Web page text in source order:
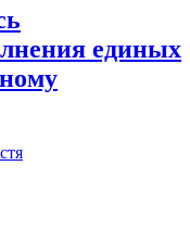
единых